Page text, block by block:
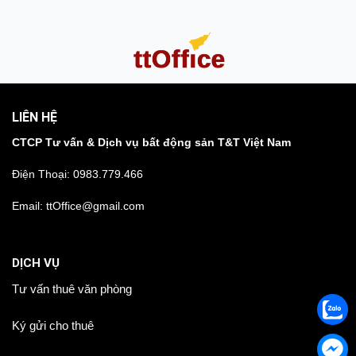
LIÊN HỆ
CTCP Tư vấn & Dịch vụ bất động sản T&T Việt Nam
Điện Thoại: 0983.779.466
Email: ttOffice@gmail.com
DỊCH VỤ
Tư vấn thuê văn phòng
Ký gửi cho thuê